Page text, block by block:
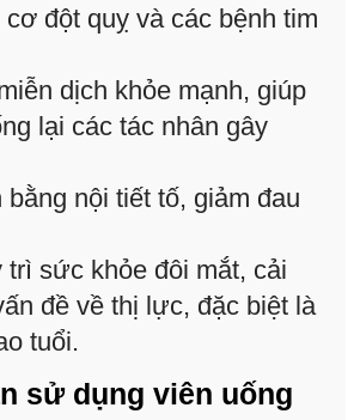
cơ đột quỵ và các bệnh tim
dịch khỏe mạnh, giúp
lại các tác nhân gây
bằng nội tiết tố, giảm đau
trì sức khỏe đôi mắt, cải
đề về thị lực, đặc biệt là
tuổi.
sử dụng viên uống